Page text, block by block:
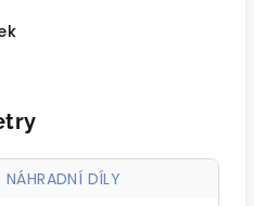
NÁHRADNÍ DÍLY